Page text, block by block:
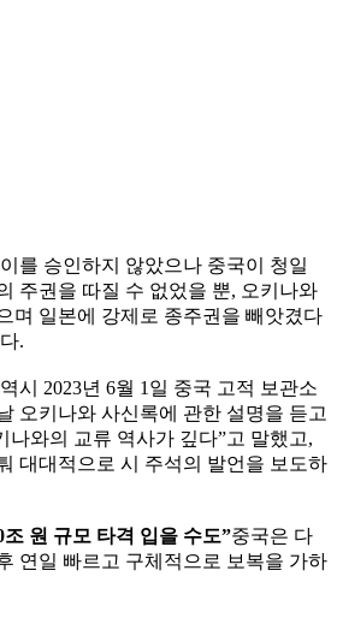
를 승인하지 않았으나 중국이 청일
주권을 따질 수 없었을 뿐, 오키나와
며 일본에 강제로 종주권을 빼앗겼다
.
시 2023년 6월 1일 중국 고적 보관소
오키나와 사신록에 관한 설명을 듣고
나와의 교류 역사가 깊다”고 말했고,
대대적으로 시 주석의 발언을 보도하
원 규모 타격 입을 수도”중국은 다
연일 빠르고 구체적으로 보복을 가하